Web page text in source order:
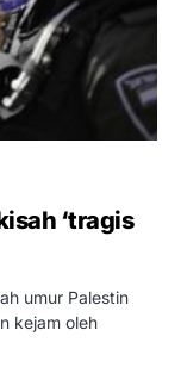
‘tragis
umur Palestin
kejam oleh